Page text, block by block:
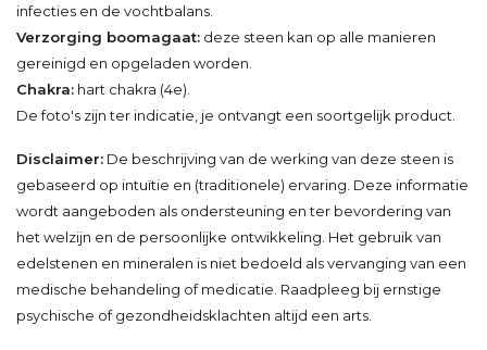
infecties en de vochtbalans.
Verzorging boomagaat: deze steen kan op alle manieren
gereinigd en opgeladen worden.
Chakra: hart chakra (4e).
De foto's zijn ter indicatie, je ontvangt een soortgelijk product.
Disclaimer: De beschrijving van de werking van deze steen is
gebaseerd op intuïtie en (traditionele) ervaring. Deze informatie
wordt aangeboden als ondersteuning en ter bevordering van
het welzijn en de persoonlijke ontwikkeling. Het gebruik van
edelstenen en mineralen is niet bedoeld als vervanging van een
medische behandeling of medicatie. Raadpleeg bij ernstige
psychische of gezondheidsklachten altijd een arts.